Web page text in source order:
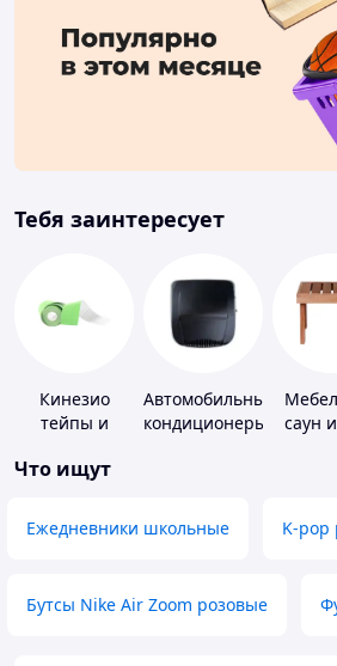
Тебя заинтересует
Кинезио
тейпы и
тейпирования
Автомобильные
кондиционеры
саун
Что ищут
Ежедневники школьные K-pop
Бутсы Nike Air Zoom розовые